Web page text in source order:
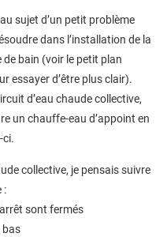
sujet d’un petit problème
dans l’installation de la
de bain (voir le petit plan
essayer d’être plus clair).
d’eau chaude collective,
un chauffe-eau d’appoint en
ci.
collective, je pensais suivre
:
sont fermés
bas